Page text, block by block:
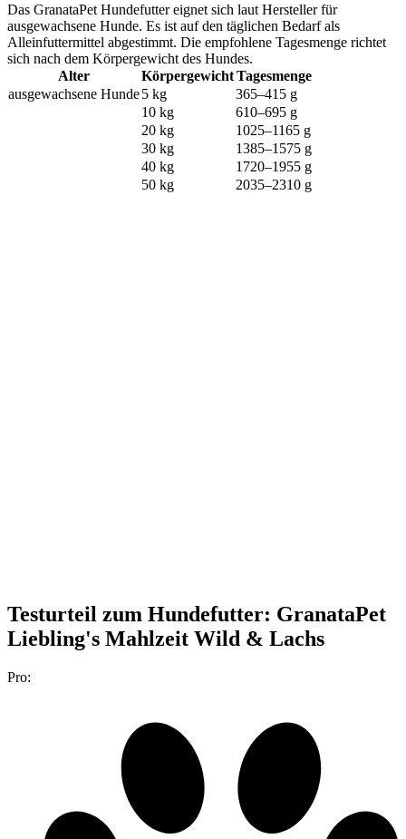
Das GranataPet Hundefutter eignet sich laut Hersteller für
ausgewachsene Hunde. Es ist auf den täglichen Bedarf als
Alleinfuttermittel abgestimmt. Die empfohlene Tagesmenge richtet
sich nach dem Körpergewicht des Hundes.
Alter
KörpergewichtTagesmenge
ausgewachsene Hunde5 kg
365–415 g
10 kg
610–695 g
20 kg
1025–1165 g
30 kg
1385–1575 g
40 kg
1720–1955 g
50 kg
2035–2310 g
Testurteil zum Hundefutter: GranataPet
Liebling's Mahlzeit Wild & Lachs
Pro: